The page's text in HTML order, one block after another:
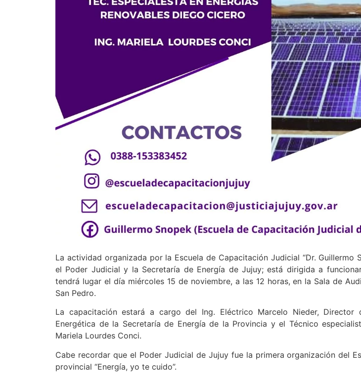
La actividad organizada por la Escuela de Capacitación Judicial “Dr. Guillermo
el Poder Judicial y la Secretaría de Energía de Jujuy; está dirigida a
tendrá lugar el día miércoles 15 de noviembre, a las 12 horas, en la Sala de
San Pedro.
La capacitación estará a cargo del Ing. Eléctrico Marcelo Nieder, Director
Energética de la Secretaría de Energía de la Provincia y el Técnico
Mariela Lourdes Conci.
Cabe recordar que el Poder Judicial de Jujuy fue la primera organización del
provincial “Energía, yo te cuido”.